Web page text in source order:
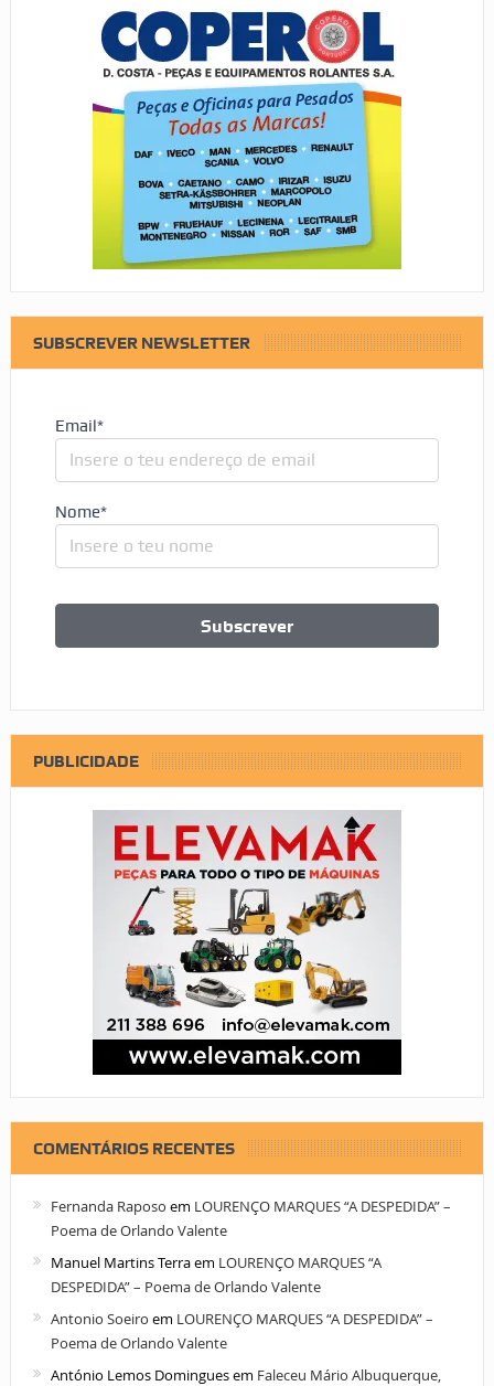
SUBSCREVER NEWSLETTER
Email*
Nome*
PUBLICIDADE
COMENTÁRIOS RECENTES
Fernanda Raposo em LOURENÇO MARQUES “A DESPEDIDA” –
Poema de Orlando Valente
Manuel Martins Terraem LOURENÇO MARQUES “A
DESPEDIDA” – Poema de Orlando Valente
Antonio Soeiro em LOURENÇO MARQUES “A DESPEDIDA” –
Poema de Orlando Valente
António Lemos Dominguesem Faleceu Mário Albuquerque,